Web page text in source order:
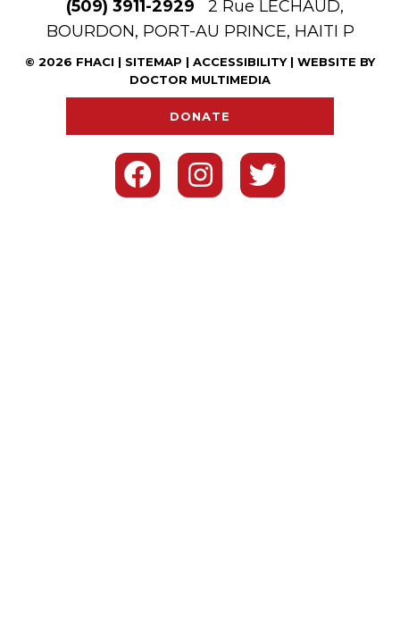
(509) 3911-2929
2 Rue LECHAUD,
BOURDON, PORT-AU PRINCE, HAITI P
© 2026 FHACI | SITEMAP | ACCESSIBILITY| WEBSITE BY
DOCTOR MULTIMEDIA
DONATE